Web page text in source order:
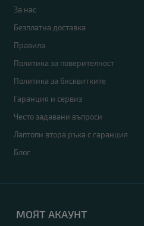
За нас
Безплатна доставка
Правила
Политика за поверителност
Политика за бисквитките
Гаранция и сервиз
Често задавани въпроси
Лаптопи втора ръка с гаранция
Блог
МОЯТ АКАУНТ